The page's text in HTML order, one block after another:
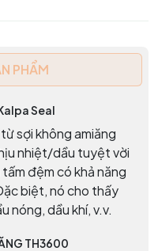
PHẨM
Seal
sợi không amiăng
nhiệt/dầu tuyệt vời
đệm có khả năng
biệt, nó cho thấy
nóng, dầu khí, v.v.
TH3600